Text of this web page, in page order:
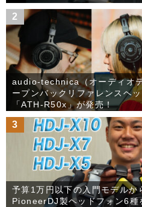
2
audio-technica（オーディオ
ープンバックリファレンスヘ
「ATH-R50x」が発売！
3
予算1万円以下の入門モデルか
PioneerDJ製ヘッドフォン6種